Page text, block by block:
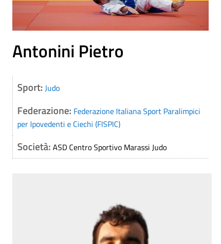
Antonini Pietro
Sport: Judo
Federazione: Federazione Italiana Sport Paralimpici
per Ipovedenti e Ciechi (FISPIC)
Società: ASD Centro Sportivo Marassi Judo